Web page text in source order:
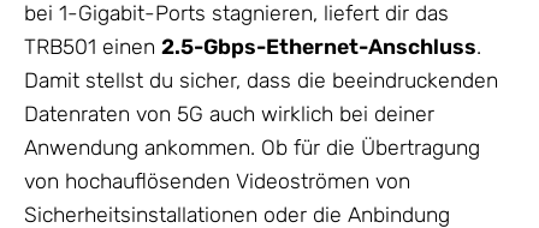
bei 1-Gigabit-Ports stagnieren, liefert dir das
TRB501 einen 2.5-Gbps-Ethernet-Anschluss.
Damit stellst du sicher, dass die beeindruckenden
Datenraten von 5G auch wirklich bei deiner
Anwendung ankommen. Ob für die Übertragung
von hochauflösenden Videoströmen von
Sicherheitsinstallationen oder die Anbindung